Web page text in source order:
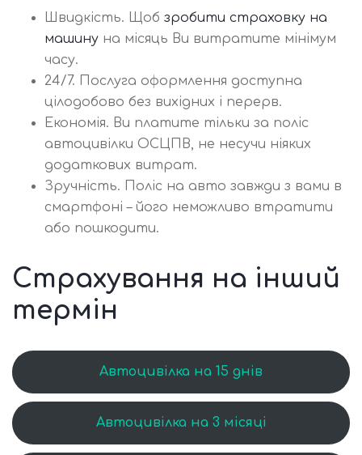
Швидкість. Щоб зробити страховку на
машину на місяць Ви витратите мінімум
часу.
24/7. Послуга оформлення доступна
цілодобово без вихідних і перерв.
Економія. Ви платите тільки за поліс
автоцивілки ОСЦПВ, не несучи ніяких
додаткових витрат.
Зручність. Поліс на авто завжди з вами в
смартфоні – його неможливо втратити
або пошкодити.
Страхування на інший
термін
Автоцивілка на 15 днів
Автоцивілка на 3 місяці